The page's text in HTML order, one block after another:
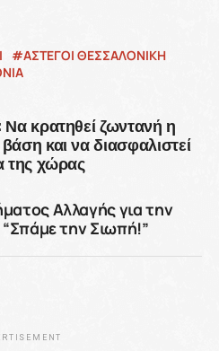
ΆΣΤΕΓΟΙ ΘΕΣΣΑΛΟΝΙΚΗ
κρατηθεί ζωντανή η
και να διασφαλιστεί
της χώρας
Αλλαγής για την
“Σπάμε την Σιωπή!”